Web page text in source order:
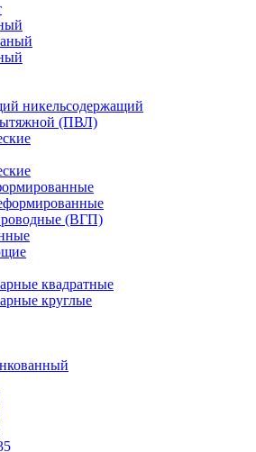
никельсодержащий
(ПВЛ)
(ВГП)
квадратные
круглые